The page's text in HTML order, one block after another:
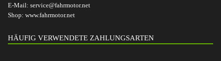
E-Mail: service@fahrmotor.net
Shop: www.fahrmotor.net
HÄUFIG VERWENDETE ZAHLUNGSARTEN